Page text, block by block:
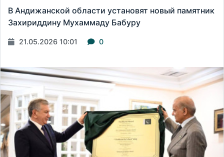
В Андижанской области установят новый памятник
Захириддину Мухаммаду Бабуру
21.05.2026 10:01 0